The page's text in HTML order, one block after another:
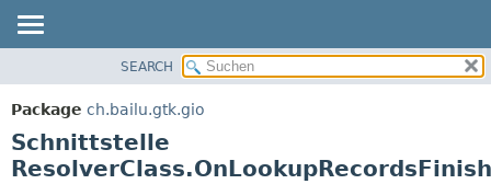
PACKAGE
KLASSE
BAUM
SEARCH
Package ch.bailu.gtk.gio
Schnittstelle
ResolverClass.OnLookupRecordsFinish